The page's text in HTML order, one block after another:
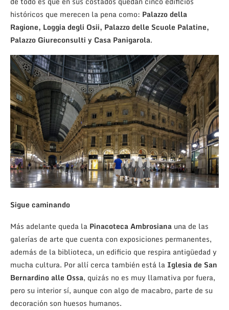
históricos que merecen la pena como: Palazzo della
Ragione, Loggia degli Osii, Palazzo delle Scuole Palatine,
Palazzo Giureconsulti y Casa Panigarola.
Sigue caminando
Más adelante queda la Pinacoteca Ambrosiana una de las
galerías de arte que cuenta con exposiciones permanentes,
además de la biblioteca, un edificio que respira antigüedad y
mucha cultura. Por allí cerca también está la Iglesia de San
Bernardino alle Ossa, quizás no es muy llamativa por fuera,
pero su interior sí, aunque con algo de macabro, parte de su
decoración son huesos humanos.